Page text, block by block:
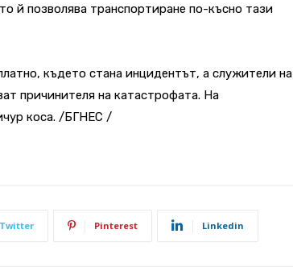
й позволява транспортиране по-късно тази
където стана инцидентът, а служители на
причинителя на катастрофата. На
коса. /БГНЕС /
Twitter Pinterest Linkedin